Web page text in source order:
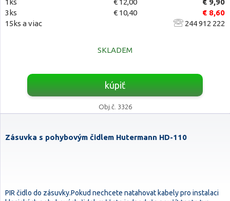
1ks € 12,00
€ 9,90
3ks
€ 10,40
€ 8,60
15ks a viac
244 912 222
SKLADEM
kúpiť
Obj.č. 3326
Zásuvka s pohybovým čidlem Hutermann HD-110
PIR čidlo do zásuvky.Pokud nechcete natahovat kabely pro instalaci